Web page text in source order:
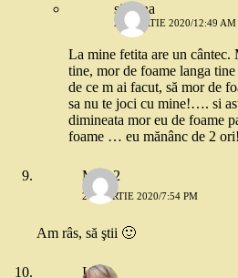
simona
25 MARTIE 2020/12:49 AM
La mine fetita are un cântec.
tine, mor de foame langa
de ce m ai facut, să mor de
sa nu te joci cu mine!…. si
dimineata mor eu de foame
foame … eu mănânc de 2 ori!
Mira 2
24 MARTIE 2020/7:54 PM
Am râs, să ştii 🙂
Ioana